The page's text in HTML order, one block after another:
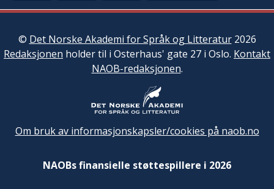
© Det Norske Akademi for Språk og Litteratur2026
Redaksjonen holder til i Osterhaus' gate 27 i Oslo. Kontakt
NAOB-redaksjonen.
Om bruk av informasjonskapsler/cookies på naob.no
NAOBs finansielle støttespillere i 2026